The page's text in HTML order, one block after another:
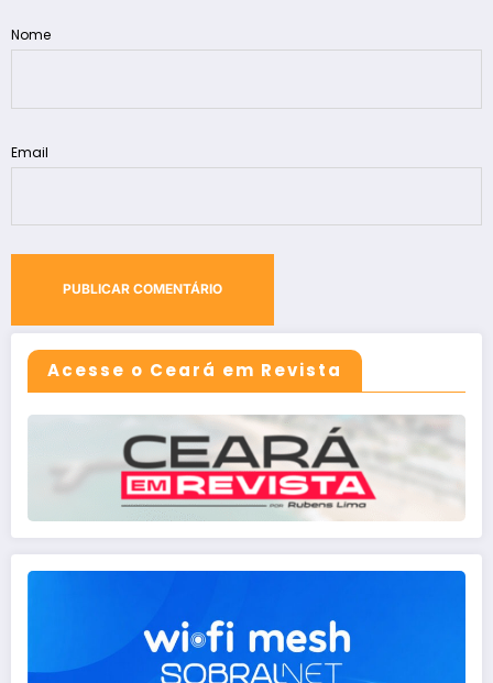
Nome
Email
Acesse o Ceará em Revista